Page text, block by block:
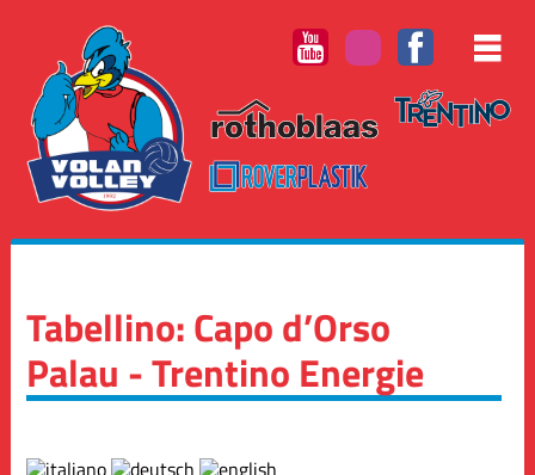
Tabellino: Capo d’Orso
Palau - Trentino Energie